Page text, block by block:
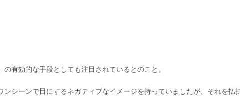
有効的な手段としても注目されているとのこと。
シーンで目にするネガティブなイメージを持っていましたが、それを払